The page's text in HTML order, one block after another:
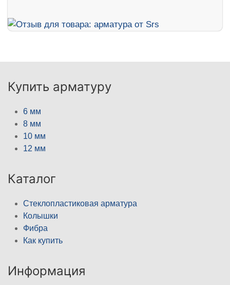
Купить арматуру
6 мм
8 мм
10 мм
12 мм
Каталог
Стеклопластиковая арматура
Колышки
Фибра
Как купить
Информация